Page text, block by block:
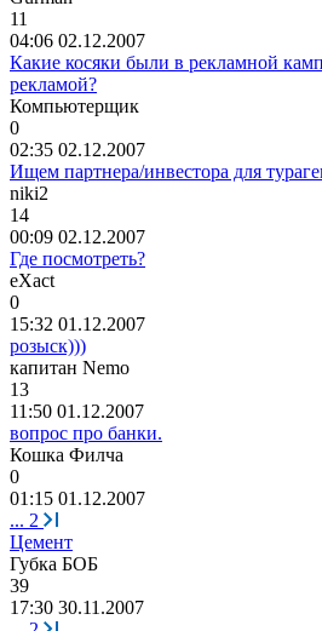
11
04:06 02.12.2007
Какие косяки были в рекламной
рекламой?
Компьютерщик
0
02:35 02.12.2007
Ищем партнера/инвестора для
niki2
14
00:09 02.12.2007
Где посмотреть?
eXact
0
15:32 01.12.2007
розыск)))
капитан Nemo
13
11:50 01.12.2007
вопрос про банки.
Кошка Филча
0
01:15 01.12.2007
... 2
Цемент
Губка БОБ
39
17:30 30.11.2007